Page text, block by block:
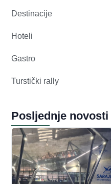
Destinacije
Hoteli
Gastro
Turstički rally
Posljednje novosti